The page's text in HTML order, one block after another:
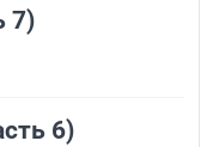
7)
6)